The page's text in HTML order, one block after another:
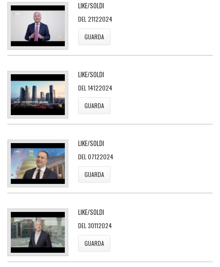
LIKE/SOLDI
DEL 21122024
GUARDA
LIKE/SOLDI
DEL 14122024
GUARDA
LIKE/SOLDI
DEL 07122024
GUARDA
LIKE/SOLDI
DEL 30112024
GUARDA